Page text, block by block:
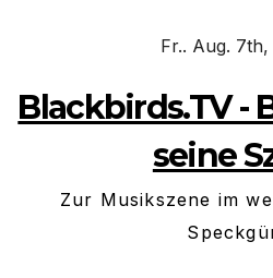
Fr.. Aug. 7th,
Blackbirds.TV -
seine
Zur Musikszene im